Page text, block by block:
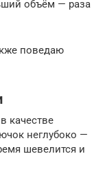
объём — раза
поведаю
качестве
неглубоко —
шевелится и